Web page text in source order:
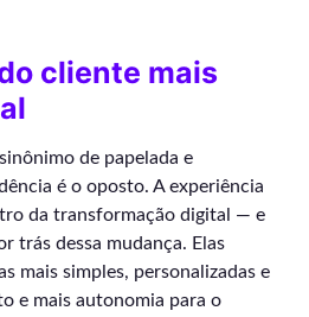
cliente mais
de papelada e
é o oposto. A experiência
da transformação digital — e
trás dessa mudança. Elas
mais simples, personalizadas e
e mais autonomia para o